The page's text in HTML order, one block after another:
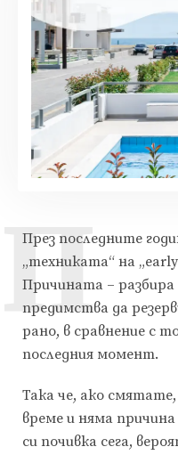
П
През последните
„техниката“ на
Причината –
предимства да
рано, в сравнение с
последния момент.
Така че, ако
време и няма
си почивка сега,